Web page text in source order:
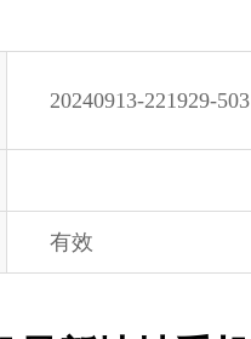
20240913-221929-503
有效